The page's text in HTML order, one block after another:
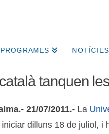
PROGRAMES NOTÍCIES
tanquen
21/07/2011.- La
dilluns 18 de juliol, i